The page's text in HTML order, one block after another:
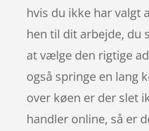
hvis du ikke har valgt
hen til dit arbejde, du
at vælge den rigtige
også springe en lang
over køen er der slet
handler online, så er